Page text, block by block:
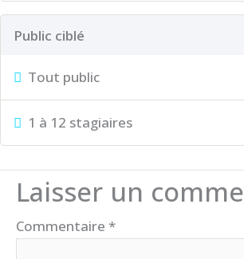
Public ciblé
Tout public
1 à 12 stagiaires
Laisser un
Commentaire *